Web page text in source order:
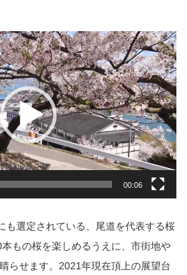
00:06
も選定されている、尾道を代表する桜
もの桜を楽しめるうえに、市街地や
らせます。2021年現在頂上の展望台